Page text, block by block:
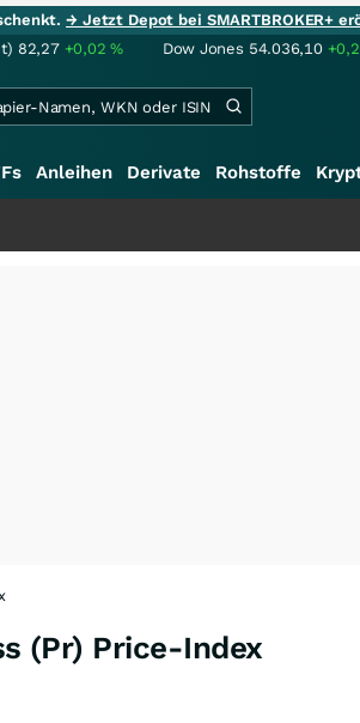
→ Jetzt Depot bei SMARTBROKER+
82,27 +0,02% Dow Jones 54.036,10
Anleihen Derivate Rohstoffe
(Pr) Price-Index